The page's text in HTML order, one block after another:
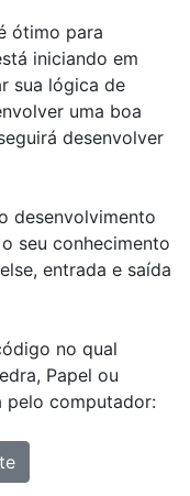
ótimo para
iniciando em
sua lógica de
uma boa
desenvolver
desenvolvimento
seu conhecimento
entrada e saída
no qual
Papel ou
pelo computador: